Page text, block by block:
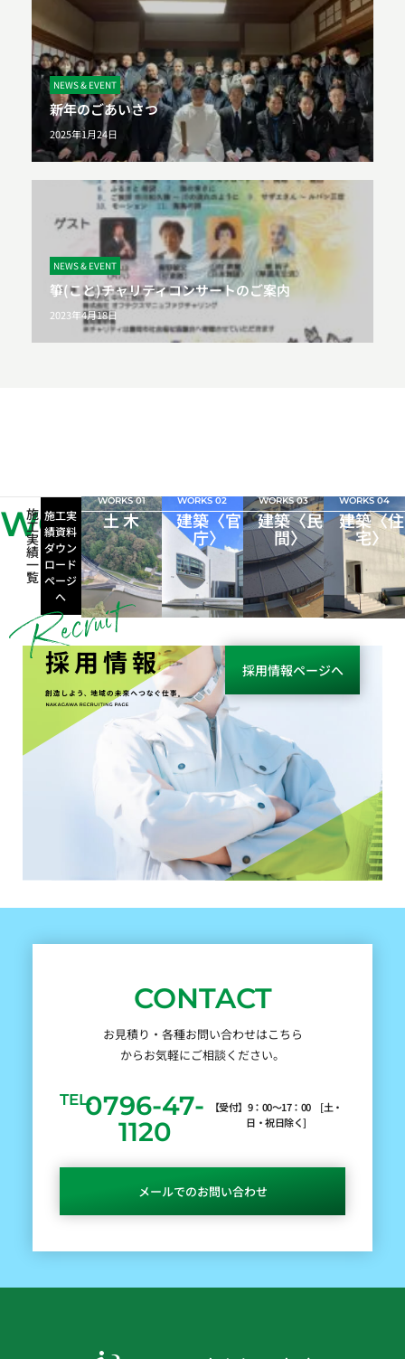
NEWS & EVENT
新年のごあいさつ
2025年1月24日
NEWS & EVENT
箏(こと)チャリティコンサートのご案内
2023年4月18日
WORKS
施
工
実
績
一
覧
施工実
績資料
ダウン
ロード
ページ
へ
WORKS 01
土 木
WORKS 02
建築〈官
庁〉
WORKS 03
建築〈民
間〉
WORKS 04
建築〈住
宅〉
採用情報 採用情報ページへ
CONTACT
お見積り・各種お問い合わせはこちら
からお気軽にご相談ください。
TEL.0796-47-
1120
【受付】9：00～17：00 [土・
日・祝日除く]
メールでのお問い合わせ